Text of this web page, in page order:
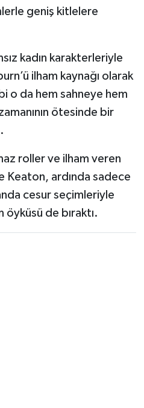
geniş kitlelere
kadın karakterleriyle
ilham kaynağı olarak
o da hem sahneye hem
ötesinde bir
roller ve ilham veren
Keaton, ardında sadece
cesur seçimleriyle
de bıraktı.